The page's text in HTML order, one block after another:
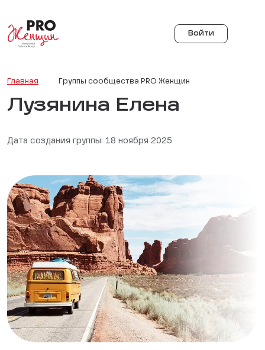
Войти
Главная Группы сообщества PRO Женщин
Лузянина Елена
Дата создания группы: 18 ноября 2025